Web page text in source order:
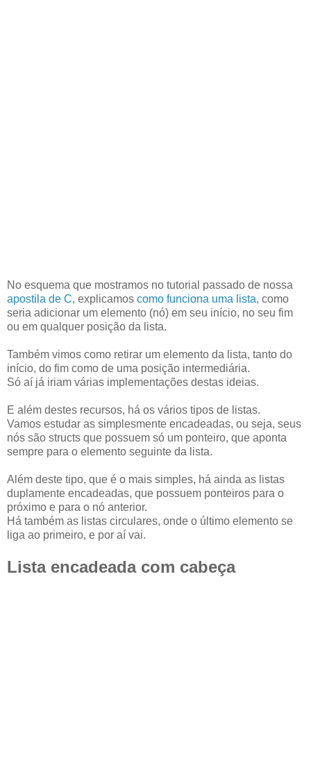
No esquema que mostramos no tutorial passado de nossa
apostila de C, explicamos como funciona uma lista, como
seria adicionar um elemento (nó) em seu início, no seu fim
ou em qualquer posição da lista.
Também vimos como retirar um elemento da lista, tanto do
início, do fim como de uma posição intermediária.
Só aí já iriam várias implementações destas ideias.
E além destes recursos, há os vários tipos de listas.
Vamos estudar as simplesmente encadeadas, ou seja, seus
nós são structs que possuem só um ponteiro, que aponta
sempre para o elemento seguinte da lista.
Além deste tipo, que é o mais simples, há ainda as listas
duplamente encadeadas, que possuem ponteiros para o
próximo e para o nó anterior.
Há também as listas circulares, onde o último elemento se
liga ao primeiro, e por aí vai.
Lista encadeada com cabeça